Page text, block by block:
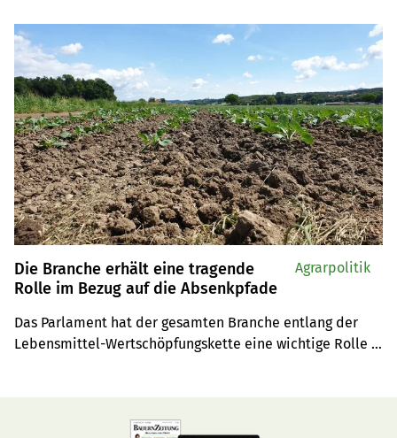
Die Branche erhält eine tragende
Rolle im Bezug auf die Absenkpfade
Das Parlament hat der gesamten Branche entlang der
Lebensmittel-Wertschöpfungskette eine wichtige Rolle
wichtige Chance, um zu zeigen, was sie unternimmt.
Agrarpolitik